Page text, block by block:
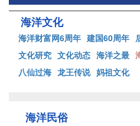
海洋文化
海洋财富网6周年 建国60周年
文化研究 文化动态 海洋之最
八仙过海 龙王传说 妈祖文化
海洋民俗